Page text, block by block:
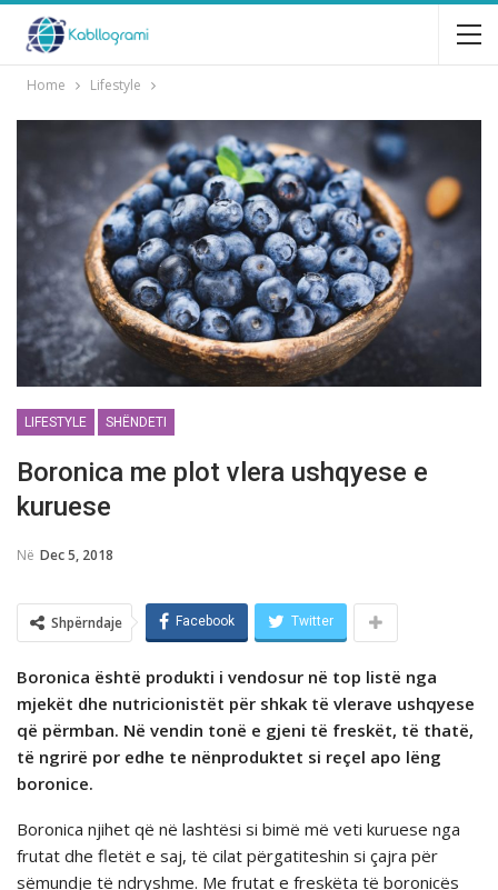
Home Lifestyle
LIFESTYLE SHËNDETI
Boronica me plot vlera ushqyese e
kuruese
Në Dec 5, 2018
Shpërndaje Facebook Twitter
Boronica është produkti i vendosur në top listë nga
mjekët dhe nutricionistët për shkak të vlerave ushqyese
që përmban. Në vendin tonë e gjeni të freskët, të thatë,
të ngrirë por edhe te nënproduktet si reçel apo lëng
boronice.
Boronica njihet që në lashtësi si bimë më veti kuruese nga
frutat dhe fletët e saj, të cilat përgatiteshin si çajra për
sëmundje të ndryshme. Me frutat e freskëta të boronicës